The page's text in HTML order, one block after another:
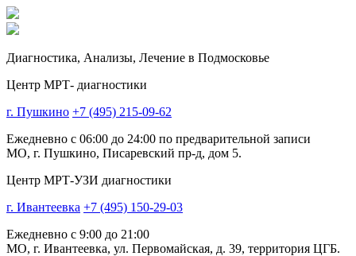
Диагностика, Анализы, Лечение в Подмосковье
Центр МРТ- диагностики
г. Пушкино +7 (495) 215-09-62
Ежедневно с 06:00 до 24:00 по предварительной записи
МО, г. Пушкино, Писаревский пр-д, дом 5.
Центр МРТ-УЗИ диагностики
г. Ивантеевка +7 (495) 150-29-03
Ежедневно с 9:00 до 21:00
МО, г. Ивантеевка, ул. Первомайская, д. 39, территория ЦГБ.